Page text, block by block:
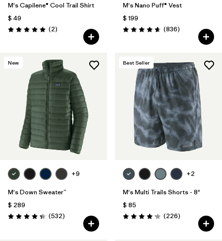
M's Capilene® Cool Trail Shirt
$ 49
Valoración: 5.0 / 5
(2Comentarios
)
M's Nano Puff® Vest
$ 199
Valoración: 4.7 / 5
(836Comentarios
)
New
+9
M's Down Sweater™
$ 289
Valoración: 4.4 / 5
(532Comentarios
)
Best Seller
+2
M's Multi Trails Shorts - 8"
$ 85
Valoración: 4.2 / 5
(226Comentarios
)